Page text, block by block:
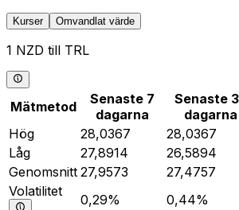
Kurser Omvandlat värde
1 NZD till TRL
Mätmetod
Senaste 7
dagarna
Senaste
dagarna
Hög
28,0367 28,0367
Låg
27,8914 26,5894
Genomsnitt 27,9573 27,4757
Volatilitet
0,29% 0,44%